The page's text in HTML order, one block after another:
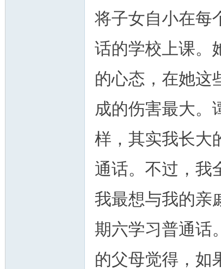
将子女自小在每
话的学校上课。
的心态，在她这
成的伤害最大。
样，其实我长大
通话。不过，我
我最想与我的亲
期六学习普通话
的父母觉得，如